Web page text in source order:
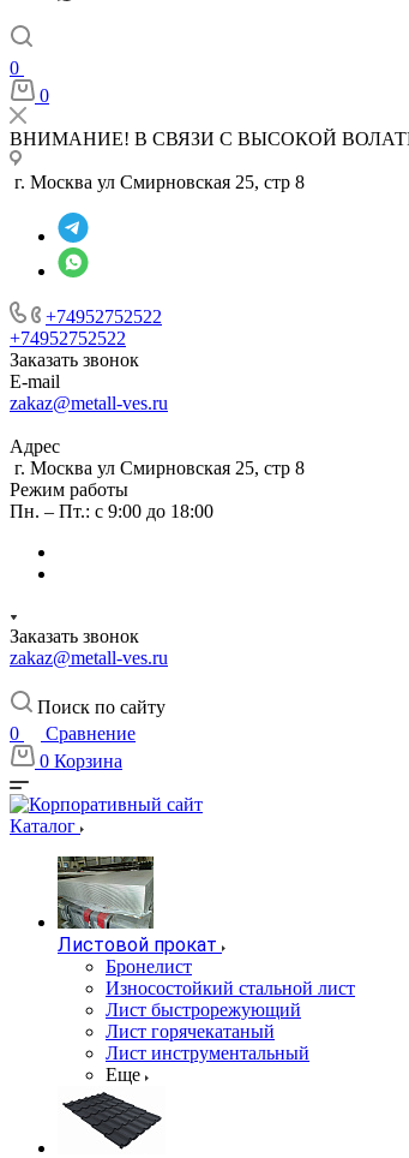
0
0
ВНИМАНИЕ! В СВЯЗИ С ВЫСОКОЙ
г. Москва ул Смирновская 25, стр 8
+74952752522
+74952752522
Заказать звонок
E-mail
zakaz@metall-ves.ru
Адрес
г. Москва ул Смирновская 25, стр 8
Режим работы
Пн. – Пт.: с 9:00 до 18:00
Заказать звонок
zakaz@metall-ves.ru
Поиск по сайту
0
Сравнение
0 Корзина
Каталог
Листовой прокат
Бронелист
Износостойкий стальной лист
Лист быстрорежующий
Лист горячекатаный
Лист инструментальный
Еще